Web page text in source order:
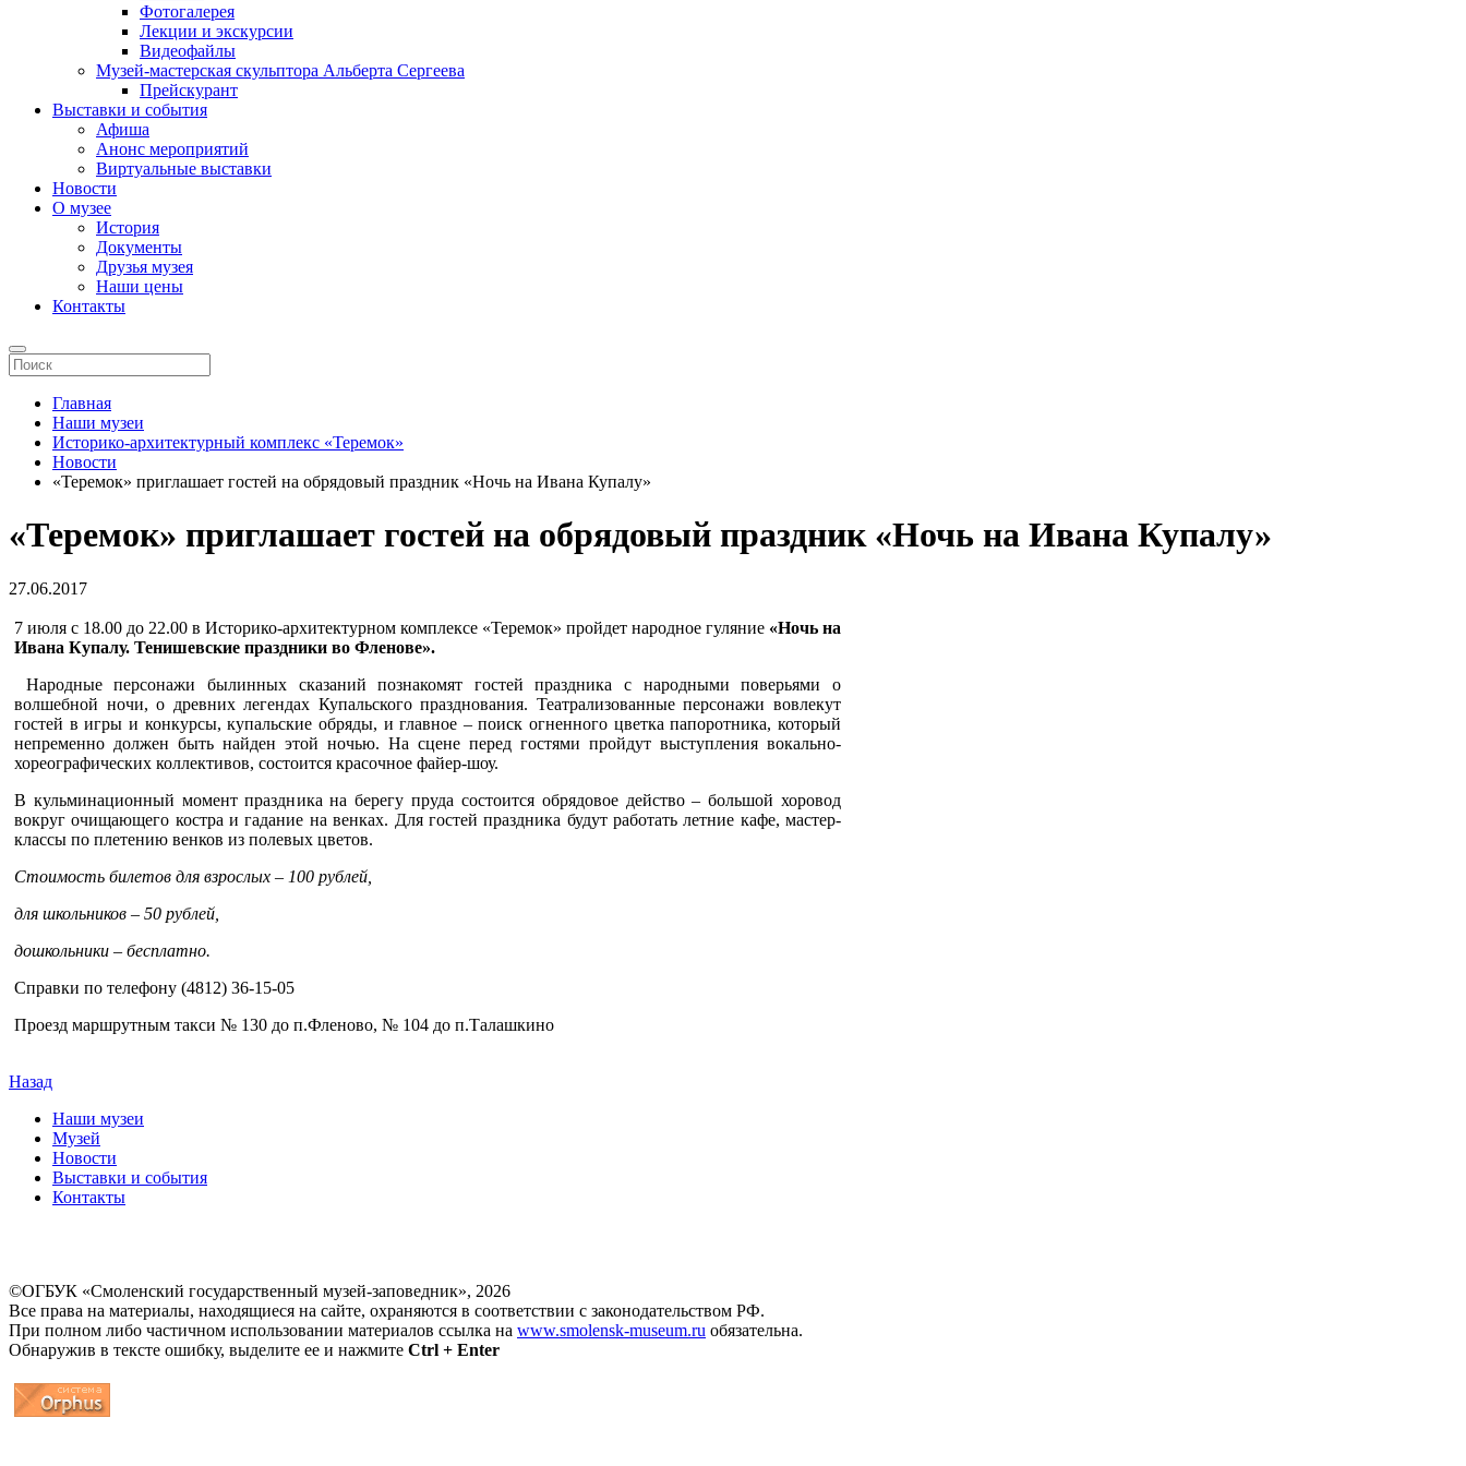
Фотогалерея
Лекции и экскурсии
Видеофайлы
Музей-мастерская скульптора Альберта Сергеева
Прейскурант
Выставки и события
Афиша
Анонс мероприятий
Виртуальные выставки
Новости
О музее
История
Документы
Друзья музея
Наши цены
Контакты
Главная
Наши музеи
Историко-архитектурный комплекс «Теремок»
Новости
«Теремок» приглашает гостей на обрядовый праздник «Ночь на Ивана Купалу»
«Теремок» приглашает гостей на обрядовый праздник «Ночь на Ивана Купалу»
27.06.2017
7 июля с 18.00 до 22.00 в Историко-архитектурном комплексе «Теремок» пройдет народное гуляние «Ночь на
Ивана Купалу. Тенишевские праздники во Фленове».
Народные персонажи былинных сказаний познакомят гостей праздника с народными поверьями о
волшебной ночи, о древних легендах Купальского празднования. Театрализованные персонажи вовлекут
гостей в игры и конкурсы, купальские обряды, и главное – поиск огненного цветка папоротника, который
непременно должен быть найден этой ночью. На сцене перед гостями пройдут выступления вокально-
хореографических коллективов, состоится красочное файер-шоу.
В кульминационный момент праздника на берегу пруда состоится обрядовое действо– большой хоровод
вокруг очищающего костра и гадание на венках. Для гостей праздника будут работать летние кафе, мастер-
классы по плетению венков из полевых цветов.
Стоимость билетов для взрослых – 100 рублей,
для школьников – 50 рублей,
дошкольники – бесплатно.
Справки по телефону (4812) 36-15-05
Проезд маршрутным такси № 130 до п.Фленово, № 104 до п.Талашкино
Назад
Наши музеи
Музей
Новости
Выставки и события
Контакты
©ОГБУК «Смоленский государственный музей-заповедник», 2026
Все права на материалы, находящиеся на сайте, охраняются в соответствии с законодательством РФ.
При полном либо частичном использовании материалов ссылка на www.smolensk-museum.ru обязательна.
Обнаружив в тексте ошибку, выделите ее и нажмите Ctrl + Enter